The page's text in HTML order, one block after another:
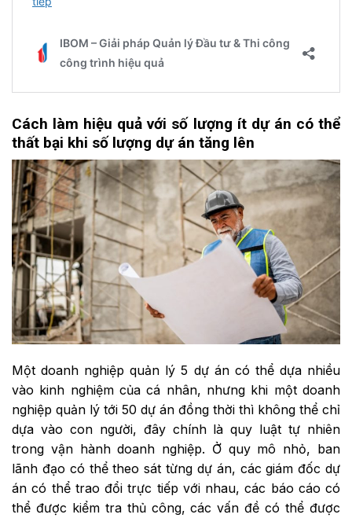
Cách làm hiệu quả với số lượng ít dự án có thể
thất bại khi số lượng dự án tăng lên
Một doanh nghiệp quản lý 5 dự án có thể dựa nhiều
vào kinh nghiệm của cá nhân, nhưng khi một doanh
nghiệp quản lý tới 50 dự án đồng thời thì không thể chỉ
dựa vào con người, đây chính là quy luật tự nhiên
trong vận hành doanh nghiệp. Ở quy mô nhỏ, ban
lãnh đạo có thể theo sát từng dự án, các giám đốc dự
án có thể trao đổi trực tiếp với nhau, các báo cáo có
thể được kiểm tra thủ công, các vấn đề có thể được